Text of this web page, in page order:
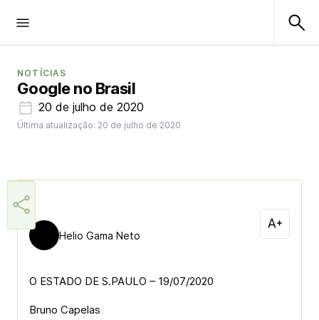
NOTÍCIAS
Google no Brasil
20 de julho de 2020
Última atualização: 20 de julho de 2020
Helio Gama Neto
O ESTADO DE S.PAULO – 19/07/2020
Bruno Capelas